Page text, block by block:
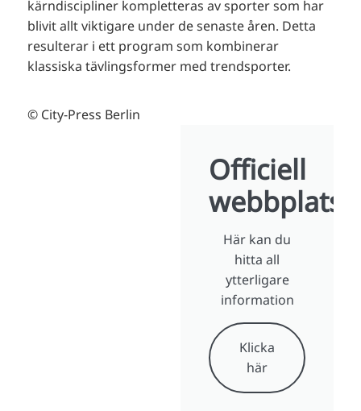
kärndiscipliner kompletteras av sporter som har
blivit allt viktigare under de senaste åren. Detta
resulterar i ett program som kombinerar
klassiska tävlingsformer med trendsporter.
© City-Press Berlin
Officiell
webbplats
Här kan du
hitta all
ytterligare
information
Klicka
här